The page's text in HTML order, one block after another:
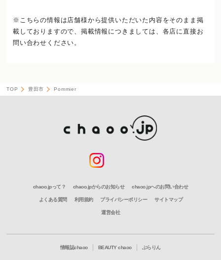
※こちらの情報は店舗様から提供いただいた内容をそのまま掲
載しておりますので、掲載情報につきましては、各店に直接お
問い合わせください。
TOP 豊田市 Pommier
chaoo.jpって？ chaoo.jpからのお知らせ chaoo.jpへのお問い合わせ
よくある質問 利用規約 プライバシーポリシー サイトマップ
運営会社
情報誌chaoo BEAUTY chaoo ぶらりん